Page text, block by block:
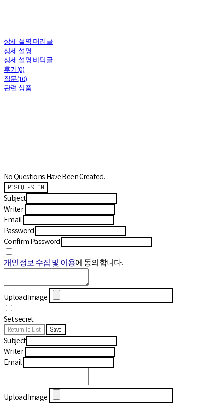
상세 설명 머리글
상세 설명
상세 설명 바닥글
후기(0)
질문(10)
관련 상품
No Questions Have Been Created.
POST QUESTION
Subject
Writer
Email
Password
Confirm Password
개인정보 수집 및 이용에 동의합니다.
Upload Image
Set secret
Return To List Save
Subject
Writer
Email
Upload Image